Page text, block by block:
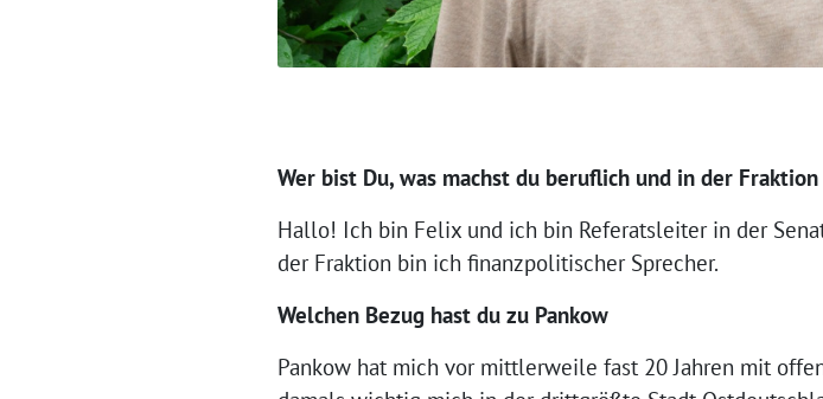
Wer bist Du, was machst du beruflich und in der Fraktion
Hallo! Ich bin Felix und ich bin Referatsleiter in der
der Fraktion bin ich finanzpolitischer Sprecher.
Welchen Bezug hast du zu Pankow
Pankow hat mich vor mittlerweile fast 20 Jahren mit